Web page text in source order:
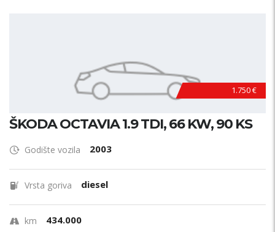
1.750 €
ŠKODA OCTAVIA 1.9 TDI, 66 KW, 90 KS
Godište vozila 2003
Vrsta goriva diesel
km 434.000